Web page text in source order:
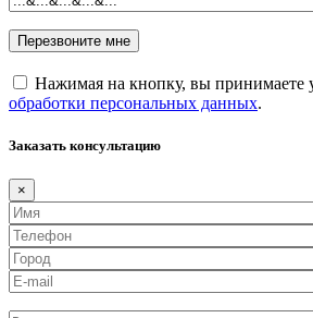
Нажимая на кнопку, вы принимаете
обработки персональных данных.
Заказать консультацию
×